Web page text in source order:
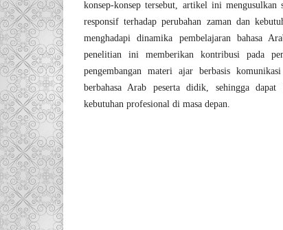
konsep-konsep tersebut, artikel ini mengusulkan
responsif terhadap perubahan zaman dan
menghadapi dinamika pembelajaran bahasa
penelitian ini memberikan kontribusi pada
pengembangan materi ajar berbasis
berbahasa Arab peserta didik, sehingga
kebutuhan profesional di masa depan.